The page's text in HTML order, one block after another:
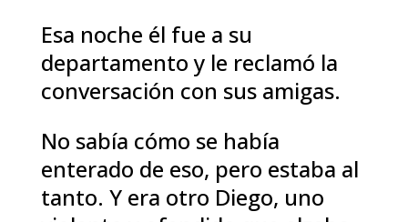
Esa noche él fue a su
departamento y le reclamó la
conversación con sus amigas.
No sabía cómo se había
enterado de eso, pero estaba al
tanto. Y era otro Diego, uno